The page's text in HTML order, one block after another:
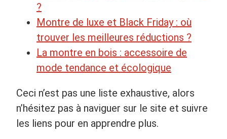
?
Montre de luxe et Black Friday : où
trouver les meilleures réductions ?
La montre en bois : accessoire de
mode tendance et écologique
Ceci n’est pas une liste exhaustive, alors
n’hésitez pas à naviguer sur le site et suivre
les liens pour en apprendre plus.